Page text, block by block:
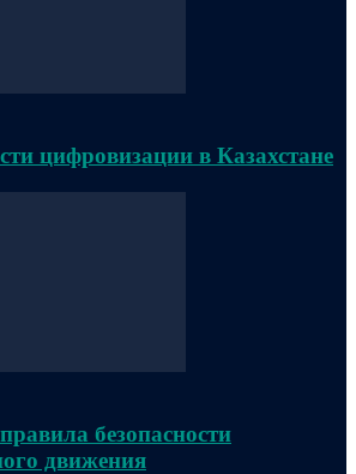
цифровизации в Казахстане
безопасности
движения